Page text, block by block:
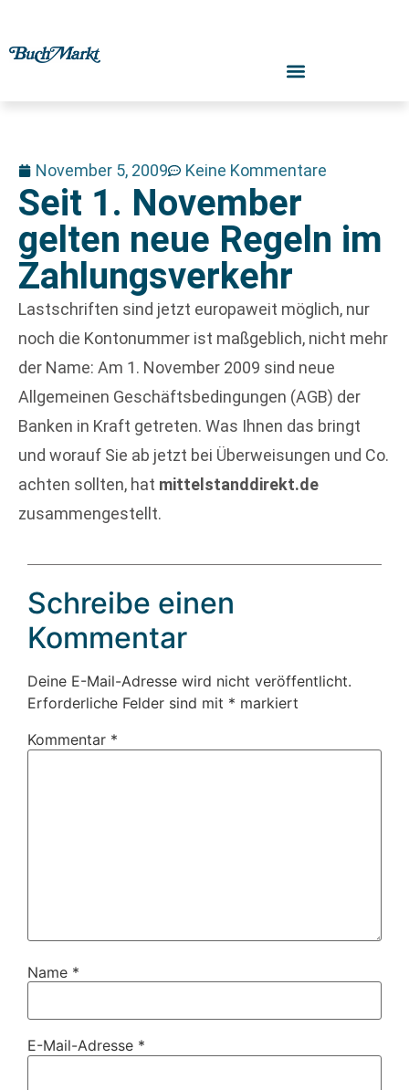
November 5, 2009 Keine Kommentare
Seit 1. November
gelten neue Regeln im
Zahlungsverkehr
Lastschriften sind jetzt europaweit möglich, nur
noch die Kontonummer ist maßgeblich, nicht mehr
der Name: Am 1. November 2009 sind neue
Allgemeinen Geschäftsbedingungen (AGB) der
Banken in Kraft getreten. Was Ihnen das bringt
und worauf Sie ab jetzt bei Überweisungen und Co.
achten sollten, hat mittelstanddirekt.de
zusammengestellt.
Schreibe einen
Kommentar
Deine E-Mail-Adresse wird nicht veröffentlicht.
Erforderliche Felder sind mit * markiert
Kommentar *
Name *
E-Mail-Adresse *